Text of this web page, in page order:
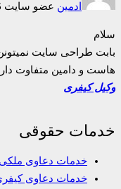
ادمین عضو سایت
سلام
بابت طراحی سایت
هاست و دامین متفاوت
وکیل کیفری
خدمات حقوقی
خدمات دعاوی ملکی
خدمات دعاوی